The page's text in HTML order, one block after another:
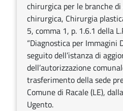
chirurgica per le branche
chirurgica, Chirurgia
5, comma 1, p. 1.6.1 della
“Diagnostica per Immagini
seguito dell’istanza di
dell’autorizzazione
trasferimento della sede
Comune di Racale (LE),
Ugento.